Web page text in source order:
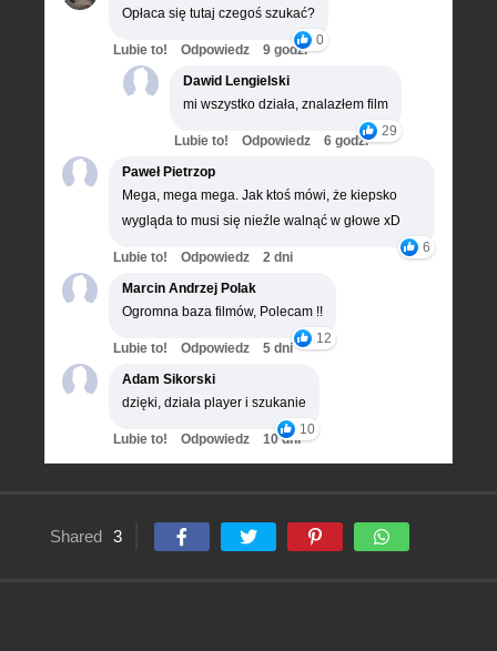
Opłaca się tutaj czegoś szukać?
0
Lubie to! Odpowiedz
9 godz.
Dawid Lengielski
mi wszystko działa, znalazłem film
29
Lubie to! Odpowiedz
6 godz.
Paweł Pietrzop
Mega, mega mega. Jak ktoś mówi, że kiepsko
wygląda to musi się nieźle walnąć w głowe xD
6
Lubie to! Odpowiedz
2 dni
Marcin Andrzej Polak
Ogromna baza filmów, Polecam !!
12
Lubie to! Odpowiedz
5 dni
Adam Sikorski
dzięki, działa player i szukanie
10
Lubie to! Odpowiedz 10 dni
Shared 3